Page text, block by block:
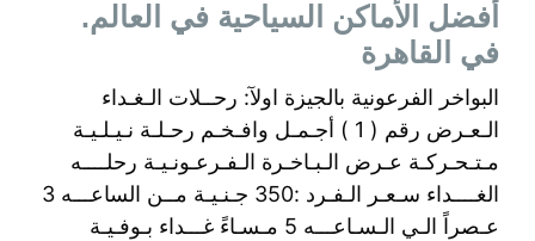
أفضل الأماكن السياحية في العالم.
في القاهرة
البواخر الفرعونية بالجيزة اولآ: رحــلات الـغـداء
الـعـرض رقم ( 1 ) أجـمـل وافـخـم رحـلـة نـيـلـيـة
مـتـحـركـة عـرض الـبـاخـرة الـفـرعـونـيـة رحلــــه
الغــــداء سـعـر الـفـرد :350 جـنـيـة مــن الساعـــه 3
عـصراً الـي الـسـاعـــه 5 مـسـاءً غـــداء بـوفـيـة